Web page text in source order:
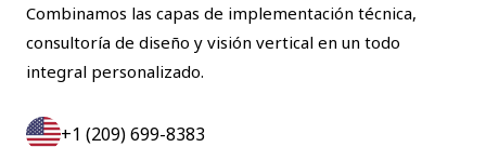
Combinamos las capas de implementación técnica,
consultoría de diseño y visión vertical en un todo
integral personalizado.
+1 (209) 699-8383